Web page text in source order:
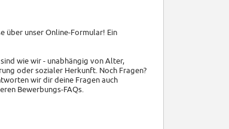
über unser Online-Formular! Ein
wie wir - unabhängig von Alter,
oder sozialer Herkunft. Noch Fragen?
wir dir deine Fragen auch
Bewerbungs-FAQs.